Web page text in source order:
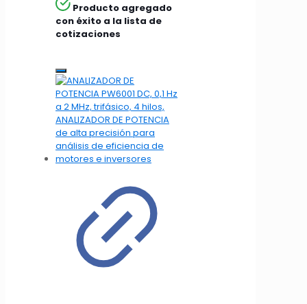
Producto agregado
con éxito a la lista de
cotizaciones